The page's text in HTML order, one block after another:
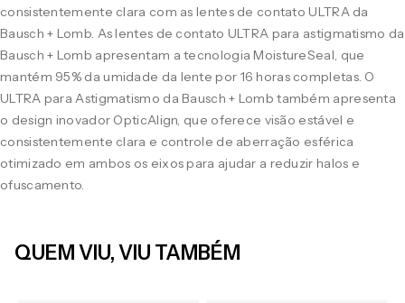
consistentemente clara com as lentes de contato ULTRA da
Bausch + Lomb. As lentes de contato ULTRA para astigmatismo da
Bausch + Lomb apresentam a tecnologia MoistureSeal, que
mantém 95% da umidade da lente por 16 horas completas. O
ULTRA para Astigmatismo da Bausch + Lomb também apresenta
o design inovador OpticAlign, que oferece visão estável e
consistentemente clara e controle de aberração esférica
otimizado em ambos os eixos para ajudar a reduzir halos e
ofuscamento.
QUEM VIU, VIU TAMBÉM